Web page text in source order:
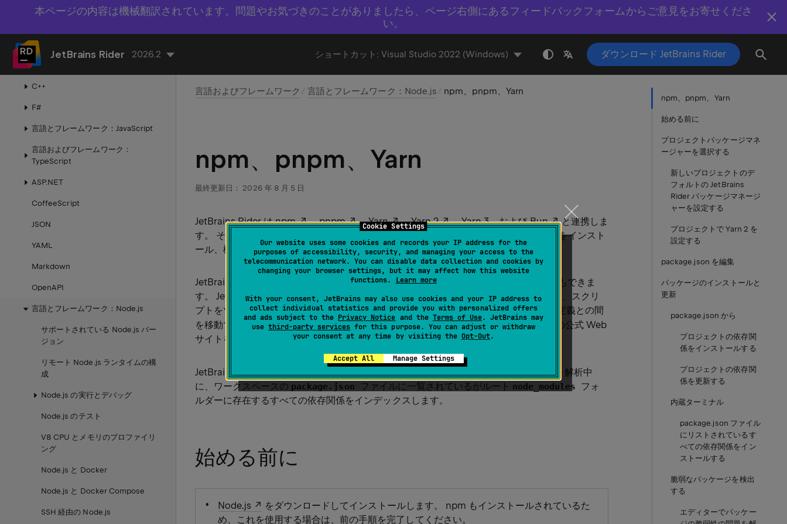
Cookie Settings
Our website uses some cookies and records your IP address for the
purposes of accessibility, security, and managing your access to the
telecommunication network. You can disable data collection and cookies by
changing your browser settings, but it may affect how this website
functions. Learn more
With your consent, JetBrains may also use cookies and your IP address to
collect individual statistics and provide you with personalized offers
and ads subject to the Privacy Notice and the Terms of Use. JetBrains may
use third-party services for this purpose. You can adjust or withdraw
your consent at any time by visiting the Opt-Out.
Accept All Manage Settings
本ページの内容は機械翻訳されています。問題やお気づきのことがありましたら、ページ右側にあるフィードバックフォームからご意見をお寄せくださ
い。
JetBrains Rider 2026.2 ショートカット: Visual Studio 2022 (Windows) ダウンロード JetBrains Rider
C#
Visual Basic
C++
F#
言語とフレームワーク：JavaScript
言語およびフレームワーク：
TypeScript
ASP.NET
CoffeeScript
JSON
YAML
Markdown
OpenAPI
言語とフレームワーク：Node.js
サポートされている Node.js バー
ジョン
リモート Node.js ランタイムの構
成
Node.js の実行とデバッグ
Node.js のテスト
V8 CPU とメモリのプロファイリ
ング
Node.js と Docker
Node.js と Docker Compose
SSH 経由の Node.js
言語およびフレームワーク 言語とフレームワーク：Node.js npm、pnpm、Yarn
npm、pnpm、Yarn
最終更新日： 2026 年 8 月 5 日
JetBrains Rider はnpm 、pnpm 、Yarn 、Yarn 2 、Yarn 3、およびBun
と連携しま
す。 そのため、組み込みの
内、IDE から再利用可能なコードのパッケージをインスト
ール、検索、更新、削除できます。
JetBrains Rider では、npm、Yarn、pnpm スクリプトを実行およびデバッグすることもできま
す。 JetBrains Rider はpackage.jsonファイルを解析してスクリプトの定義を認識し、スクリ
プトをツリービューで表示し、ツリー内のスクリプトとpackage.jsonファイル内の定義との間
を移動できます。 詳細については、npm(英語) 、Yarn(英語) 、 pnpm (英語)
の公式 Web
サイトを参照してください。
JetBrains Rider はYarn ワークスペース
を持つプロジェクトを検出し、プロジェクト解析中
に、ワークスペースの package.json ファイルに一覧されているがルート node_modules フォ
ルダーに存在するすべての依存関係をインデックスします。
始める前に
Node.js
をダウンロードしてインストールします。 npm もインストールされているた
め、これを使用する場合は、前の手順を完了してください。
npm、pnpm、Yarn
始める前に
プロジェクトパッケージマネ
ージャーを選択する
新しいプロジェクトのデ
フォルトの JetBrains
Rider パッケージマネージ
ャーを設定する
プロジェクトで Yarn 2 を
設定する
package.json を編集
パッケージのインストールと
更新
package.json から
プロジェクトの依存関
係をインストールする
プロジェクトの依存関
係を更新する
内蔵ターミナル
package.json ファイル
にリストされているす
べての依存関係をイン
ストールする
脆弱なパッケージを検出
する
エディターでパッケー